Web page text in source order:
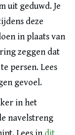
uit geduwd. Je
deze
in plaats van
zeggen dat
persen. Lees
gevoel.
in het
navelstreng